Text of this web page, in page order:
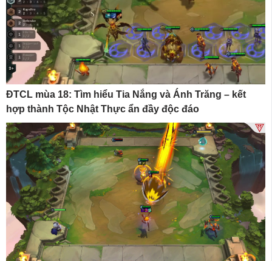
ĐTCL mùa 18: Tìm hiểu Tia Nắng và Ánh Trăng – kết
hợp thành Tộc Nhật Thực ẩn đầy độc đáo